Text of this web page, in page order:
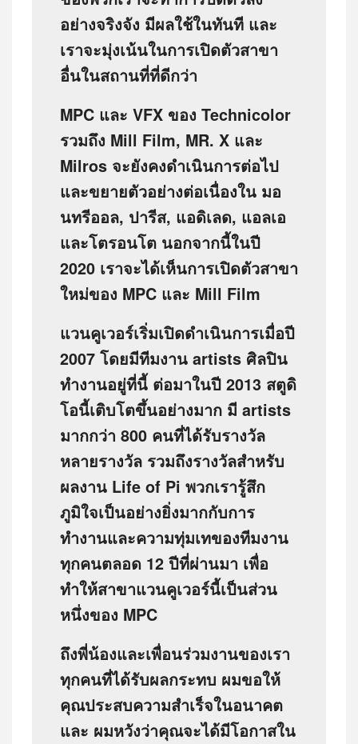
อย่างจริงจัง มีผลใช้ในทันที และ
เราจะมุ่งเน้นในการเปิดตัวสาขา
อื่นในสถานที่ที่ดีกว่า
MPC และ VFX ของ Technicolor
รวมถึง Mill Film, MR. X และ
Milros จะยังคงดำเนินการต่อไป
และขยายตัวอย่างต่อเนื่องใน มอ
นทรีออล, ปารีส, แอดิเลด, แอลเอ
และโตรอนโต นอกจากนี้ในปี
2020 เราจะได้เห็นการเปิดตัวสาขา
ใหม่ของ MPC และ Mill Film
แวนคูเวอร์เริ่มเปิดดำเนินการเมื่อปี
2007 โดยมีทีมงาน artists ศิลปิน
ทำงานอยู่ที่นี้ ต่อมาในปี 2013 สตูดิ
โอนี้เติบโตขึ้นอย่างมาก มี artists
มากกว่า 800 คนที่ได้รับรางวัล
หลายรางวัล รวมถึงรางวัลสำหรับ
ผลงาน Life of Pi พวกเรารู้สึก
ภูมิใจเป็นอย่างยิ่งมากกับการ
ทำงานและความทุ่มเทของทีมงาน
ทุกคนตลอด 12 ปีที่ผ่านมา เพื่อ
ทำให้สาขาแวนคูเวอร์นี้เป็นส่วน
หนึ่งของ MPC
ถึงพี่น้องและเพื่อนร่วมงานของเรา
ทุกคนที่ได้รับผลกระทบ ผมขอให้
คุณประสบความสำเร็จในอนาคต
และ ผมหวังว่าคุณจะได้มีโอกาสใน